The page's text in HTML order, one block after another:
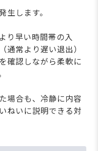
生します。
り早い時間帯の入
通常より遅い退出）
確認しながら柔軟に
場合も、冷静に内容
ねいに説明できる対